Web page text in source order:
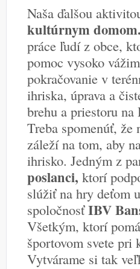
Naša ďalšou
kultúrnym domom.
práce ľudí z obce,
pomoc vysoko
pokračovanie v
ihriska, úprava a
brehu a priestoru
Treba spomenúť,
záleží na tom, aby
ihrisko. Jedným z
poslanci, ktorí
slúžiť na hry deťom
spoločnosťIBV
Všetkým, ktorí
športovom svete pri
Vytvárame si tak